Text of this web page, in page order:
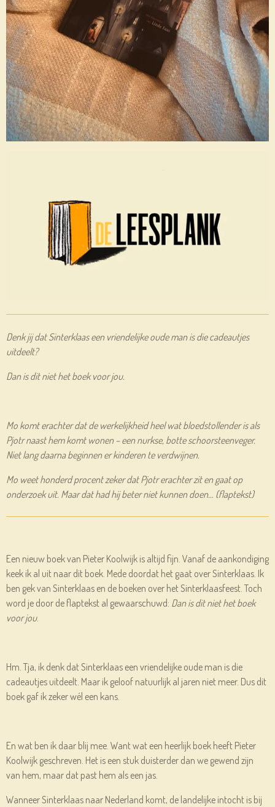
Denk jij dat Sinterklaas een vriendelijke oude man is die cadeautjes
uitdeelt?
Dan is dit niet het boek voor jou.
Mo komt erachter dat de werkelijkheid heel wat bloedstollender is als
Pjotr naast hem komt wonen – een nurkse, botte schoorsteenveger.
Niet lang daarna beginnen er kinderen te verdwijnen.
Mo weet honderd procent zeker dat Pjotr erachter zit en gaat op
onderzoek uit. Maar dat had hij beter niet kunnen doen… (flaptekst)
Een nieuw boek van Pieter Koolwijk is altijd fijn. Vanaf de aankondiging
keek ik al uit naar dit boek. Mede doordat het gaat over Sinterklaas. Ik
ben gek van Sinterklaas en de boeken over het Sinterklaasfeest. Toch
word je door de flaptekst al gewaarschuwd: Dan is dit niet het boek
voor jou.
Hm. Tja, ik denk dat Sinterklaas een vriendelijke oude man is die
cadeautjes uitdeelt. Maar ik geloof natuurlijk al jaren niet meer. Dus dit
boek gaf ik zeker wél een kans.
En wat ben ik daar blij mee. Want wat een heerlijk boek heeft Pieter
Koolwijk geschreven. Het is een stuk duisterder dan we gewend zijn
van hem, maar dat past hem als een jas.
Wanneer Sinterklaas naar Nederland komt, de landelijke intocht is bij